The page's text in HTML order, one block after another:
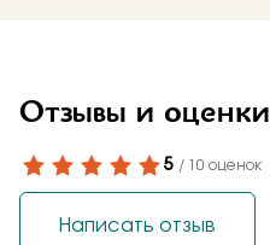
Отзывы и оценки
5 / 10 оценок
Написать отзыв